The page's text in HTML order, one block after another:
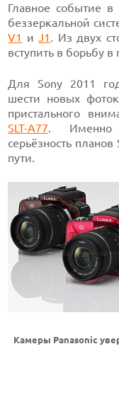
Главное событие
беззеркальной
V1
иJ1 . Из двух
вступить в борьбу
Для Sony 2011
шести новых
пристального
SLT-A77. Именно
серьёзность
пути.
Камеры Panasonic